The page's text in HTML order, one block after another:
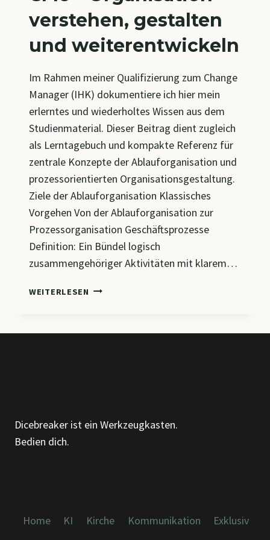
verstehen, gestalten
und weiterentwickeln
Im Rahmen meiner Qualifizierung zum Change
Manager (IHK) dokumentiere ich hier mein
erlerntes und wiederholtes Wissen aus dem
Studienmaterial. Dieser Beitrag dient zugleich
als Lerntagebuch und kompakte Referenz für
zentrale Konzepte der Ablauforganisation und
prozessorientierten Organisationsgestaltung.
Ziele der Ablauforganisation Klassisches
Vorgehen Von der Ablauforganisation zur
Prozessorganisation Geschäftsprozesse
Definition: Ein Bündel logisch
zusammengehöriger Aktivitäten mit klarem…
WEITERLESEN CM6
Dicebreaker ist ein Werkzeugkasten.
Bedien dich.
Home KI Kirche Kommunikation
Exklusiv